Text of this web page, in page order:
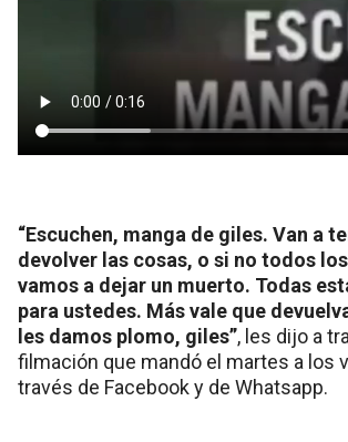
“Escuchen, manga de giles. Van a
devolver las cosas, o si no todos
vamos a dejar un muerto. Todas
para ustedes. Más vale que
les damos plomo, giles”, les dijo a
filmación que mandó el martes a los
través de Facebook y de Whatsapp.